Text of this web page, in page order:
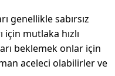
genellikle sabırsız
mutlaka hızlı
beklemek onlar için
aceleci olabilirler ve